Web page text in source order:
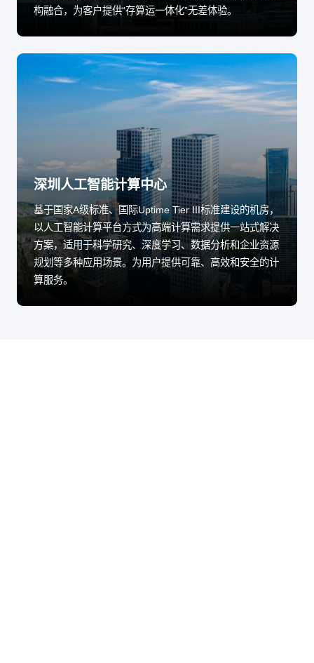
构融合，为客户提供“存算运一体化”无差体验。
深圳人工智能计算中心
基于国家A级标准、国际Uptime Tier III标准建设的机房，
以人工智能计算平台方式为高端计算需求提供一站式解决
方案，适用于科学研究、深度学习、数据分析和企业资源
规划等多种应用场景。为用户提供可靠、高效和安全的计
算服务。